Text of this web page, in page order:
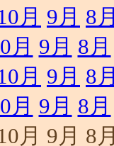
月 9月 8
月 9月 8月
月 9月 8
月 9月 8月
月 9月 8